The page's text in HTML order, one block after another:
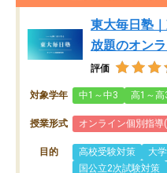
東大毎日塾
放題のオン
評価
対象学年 中1～中3 高1～高
授業形式 オンライン個別指導
目的 高校受験対策
大
国公立2次試験対策